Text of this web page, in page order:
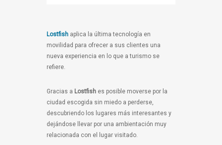
Lostfish aplica la última tecnología en
movilidad para ofrecer a sus clientes una
nueva experiencia en lo que a turismo se
refiere.
Gracias a Lostfish es posible moverse por la
ciudad escogida sin miedo a perderse,
descubriendo los lugares más interesantes y
dejándose llevar por una ambientación muy
relacionada con el lugar visitado.